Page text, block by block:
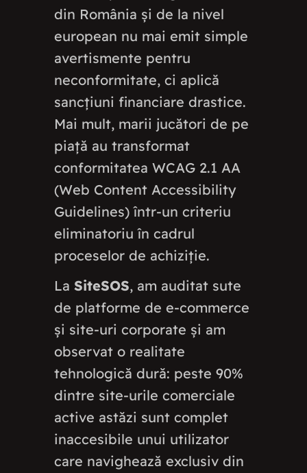
din România și de la nivel
european nu mai emit simple
avertismente pentru
neconformitate, ci aplică
sancțiuni financiare drastice.
Mai mult, marii jucători de pe
piață au transformat
conformitatea WCAG 2.1 AA
(Web Content Accessibility
Guidelines) într-un criteriu
eliminatoriu în cadrul
proceselor de achiziție.
La SiteSOS, am auditat sute
de platforme de e-commerce
și site-uri corporate și am
observat o realitate
tehnologică dură: peste 90%
dintre site-urile comerciale
active astăzi sunt complet
inaccesibile unui utilizator
care navighează exclusiv din